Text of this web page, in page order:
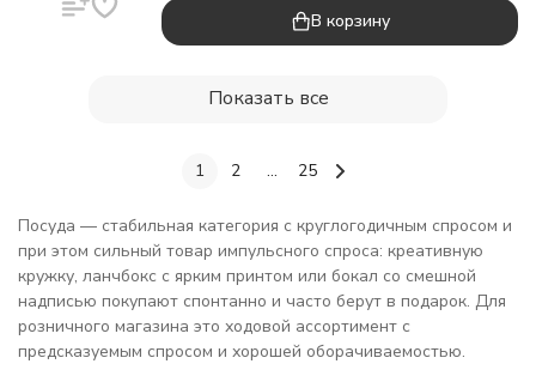
В корзину
Показать все
1 2 ... 25
Посуда — стабильная категория с круглогодичным спросом и
при этом сильный товар импульсного спроса: креативную
кружку, ланчбокс с ярким принтом или бокал со смешной
надписью покупают спонтанно и часто берут в подарок. Для
розничного магазина это ходовой ассортимент с
предсказуемым спросом и хорошей оборачиваемостью.